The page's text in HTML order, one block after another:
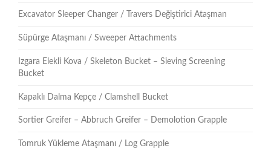
Excavator Sleeper Changer / Travers Değiştirici Ataşman
Süpürge Ataşmanı / Sweeper Attachments
Izgara Elekli Kova / Skeleton Bucket – Sieving Screening
Bucket
Kapaklı Dalma Kepçe / Clamshell Bucket
Sortier Greifer – Abbruch Greifer – Demolotion Grapple
Tomruk Yükleme Ataşmanı / Log Grapple